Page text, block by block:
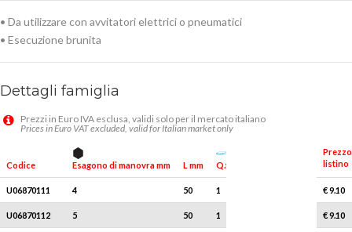
• Da utilizzare con avvitatori elettrici o pneumatici
• Esecuzione brunita
Dettagli famiglia
Prezzi in Euro IVA esclusa, validi solo per il mercato italiano
Prices in Euro VAT excluded, valid for Italian market only
Codice Esagono di manovra mm L mm Q.tà x conf.
Prezzo
listino
U06870111 4 50 1 € 9.10
U06870112 5 50 1 € 9.10